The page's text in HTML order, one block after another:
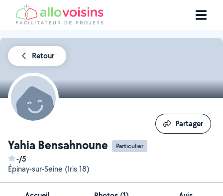
Retour
Yahia Bensahnoune Particulier
-/5
Épinay-sur-Seine (Iris 18)
Partager
Partager